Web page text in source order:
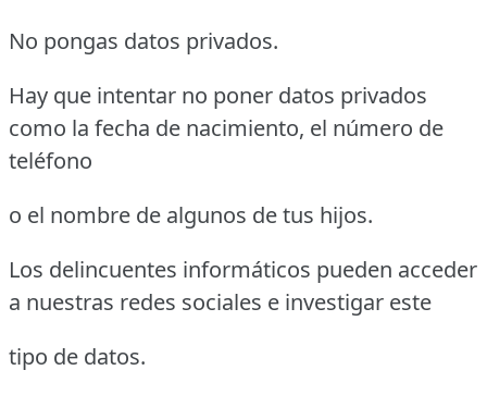
No pongas datos privados.
Hay que intentar no poner datos privados
como la fecha de nacimiento, el número de
teléfono
o el nombre de algunos de tus hijos.
Los delincuentes informáticos pueden acceder
a nuestras redes sociales e investigar este
tipo de datos.